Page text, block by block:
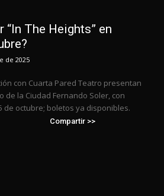
The Heights” en
de 2025
con Cuarta Pared Teatro presentan
de la Ciudad Fernando Soler, con
de octubre; boletos ya disponibles.
Compartir >>